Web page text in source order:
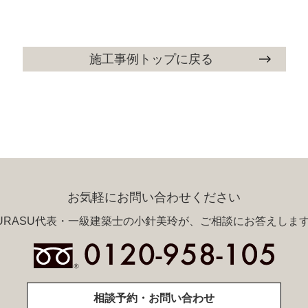
施工事例トップに戻る
お気軽にお問い合わせください
代表・一級建築士の小針美玲が、ご相談にお答えしま
相談予約・お問い合わせ